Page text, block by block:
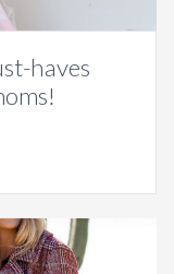
haves